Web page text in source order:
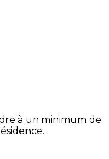
à un minimum de